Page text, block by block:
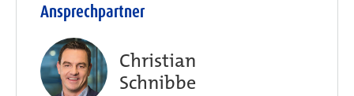
Ansprechpartner
Christian
Schnibbe